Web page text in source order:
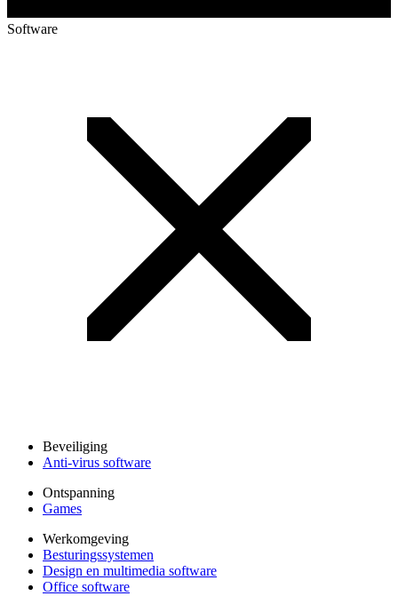
Software
Beveiliging
Anti-virus software
Ontspanning
Games
Werkomgeving
Besturingssystemen
Design en multimedia software
Office software